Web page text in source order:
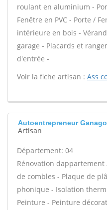
roulant en aluminium -
Fenêtre en PVC - Porte /
intérieure en bois -
garage - Placards et
d'entrée -
Voir la fiche artisan : Ass
Autoentrepreneur
Artisan
Département: 04
Rénovation
de combles - Plaque de
phonique - Isolation
Peinture - Peinture